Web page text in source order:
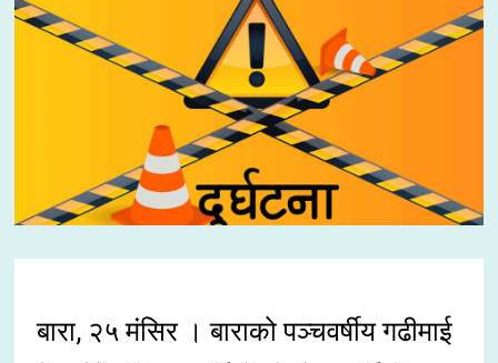
बारा, २५ मंसिर । बाराको पञ्चवर्षीय गढीमाई